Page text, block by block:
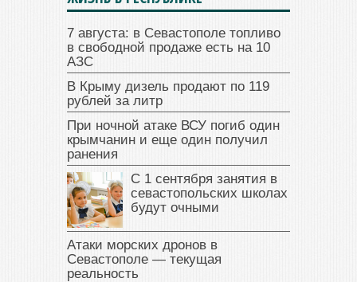
7 августа: в Севастополе топливо
в свободной продаже есть на 10
АЗС
В Крыму дизель продают по 119
рублей за литр
При ночной атаке ВСУ погиб один
крымчанин и еще один получил
ранения
С 1 сентября занятия в
севастопольских школах
будут очными
Атаки морских дронов в
Севастополе — текущая
реальность